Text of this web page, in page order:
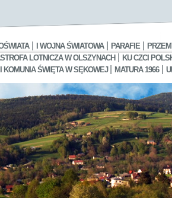
| I WOJNA ŚWIATOWA| PARAFIE
LOTNICZA W OLSZYNACH|
KU CZCI
I KOMUNIA ŚWIĘTA W SĘKOWEJ MATURA 1966|